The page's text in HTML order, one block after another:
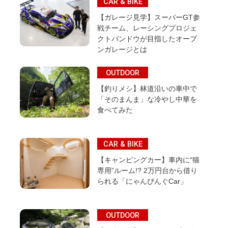
【ガレージ見学】スーパーGT参
戦チーム、レーシングプロジェ
クトバンドウが目指したオープ
ンガレージとは
OUTDOOR
【釣りメシ】林道沿いの車中で
「そのまんま」な冷やし中華を
食べてみた
CAR & BIKE
【キャンピングカー】車内に“猫
専用”ルーム!? 2万円台から借り
られる「にゃんぴんぐCar」
OUTDOOR